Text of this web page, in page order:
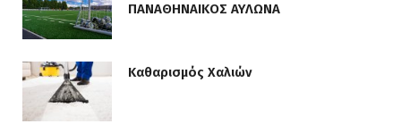
ΠΑΝΑΘΗΝΑΙΚΟΣ ΑΥΛΩΝΑ
Καθαρισμός Χαλιών